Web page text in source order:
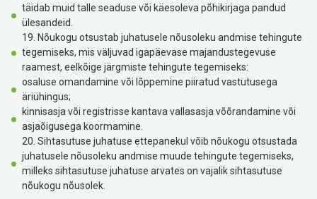
täidab muid talle seaduse või käesoleva põhikirjaga pandud
ülesandeid.
19. Nõukogu otsustab juhatusele nõusoleku andmise tehingute
tegemiseks, mis väljuvad igapäevase majandustegevuse
raamest, eelkõige järgmiste tehingute tegemiseks:
osaluse omandamine või lõppemine piiratud vastutusega
äriühingus;
kinnisasja või registrisse kantava vallasasja võõrandamine või
asjaõigusega koormamine.
20. Sihtasutuse juhatuse ettepanekul võib nõukogu otsustada
juhatusele nõusoleku andmise muude tehingute tegemiseks,
milleks sihtasutuse juhatuse arvates on vajalik sihtasutuse
nõukogu nõusolek.